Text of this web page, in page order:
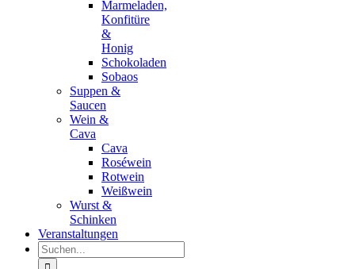
Marmeladen,
Konfitüre
&
Honig
Schokoladen
Sobaos
Suppen &
Saucen
Wein &
Cava
Cava
Roséwein
Rotwein
Weißwein
Wurst &
Schinken
Veranstaltungen
Suche
nach: